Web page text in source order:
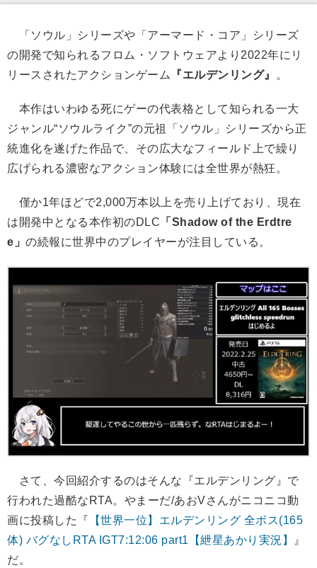
「ソウル」シリーズや「アーマード・コア」シリーズ
の開発で知られるフロム・ソフトウェアより2022年にリ
リースされたアクションゲーム
『エルデンリング』 。
本作はいわゆる死にゲーの代表格として知られる一大
ジャンル“ソウルライク”の元祖「ソウル」シリーズから正
統進化を遂げた作品で、その広大なフィールド上で繰り
広げられる濃密なアクション体験には全世界が熱狂。
僅か1年ほどで2,000万本以上を売り上げており、現在
は開発中となる本作初のDLC 「Shadow of the Erdtre
e」 の続報に世界中のプレイヤーが注目している。
さて、今回紹介するのはそんな『エルデンリング』で
行われた過酷なRTA。やまーだ/あおVさんがニコニコ動
画に投稿した『 【世界一位】エルデンリング 全ボス(165
体) バグなしRTA IGT7:12:06 part1【紲星あかり実況】
』
だ。